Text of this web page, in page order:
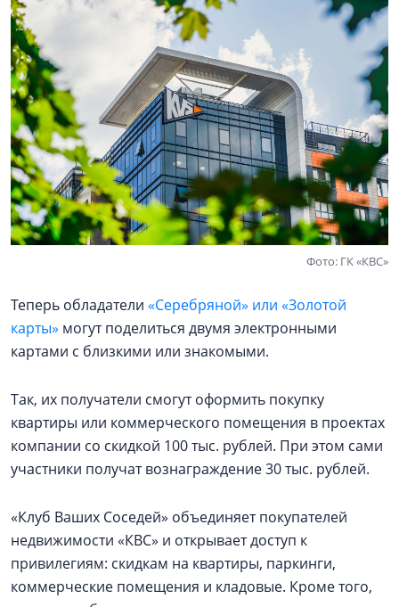
Фото: ГК «КВС»
Теперь обладатели «Серебряной» или «Золотой
карты» могут поделиться двумя электронными
картами с близкими или знакомыми.
Так, их получатели смогут оформить покупку
квартиры или коммерческого помещения в проектах
компании со скидкой 100 тыс. рублей. При этом сами
участники получат вознаграждение 30 тыс. рублей.
«Клуб Ваших Соседей» объединяет покупателей
недвижимости «КВС» и открывает доступ к
привилегиям: скидкам на квартиры, паркинги,
коммерческие помещения и кладовые. Кроме того,